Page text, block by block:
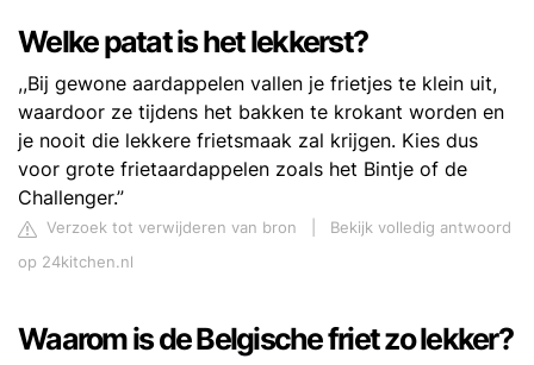
Welke patat is het lekkerst?
,,Bij gewone aardappelen vallen je frietjes te klein uit,
waardoor ze tijdens het bakken te krokant worden en
je nooit die lekkere frietsmaak zal krijgen. Kies dus
voor grote frietaardappelen zoals het Bintje of de
Challenger.”
Verzoek tot verwijderen van bron
Bekijk volledig antwoord
op 24kitchen.nl
Waarom is de Belgische friet zo lekker?